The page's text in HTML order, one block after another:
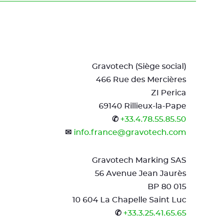
Gravotech (Siège social)
466 Rue des Mercières
ZI Perica
69140 Rillieux-la-Pape
✆ +33.4.78.55.85.50
✉ info.france@gravotech.com
Gravotech Marking SAS
56 Avenue Jean Jaurès
BP 80 015
10 604 La Chapelle Saint Luc
✆ +33.3.25.41.65.65